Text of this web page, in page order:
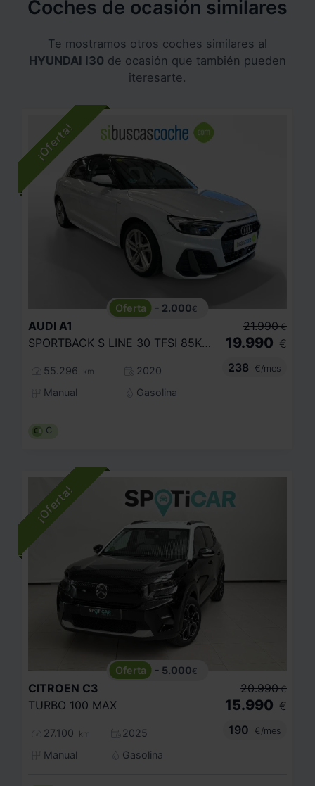
Coches de ocasión similares
Te mostramos otros coches similares al
HYUNDAI I30 de ocasión que también pueden
iteresarte.
- 2.000€
AUDI A1
SPORTBACK S LINE 30 TFSI 85KW (116CV)
55.296 km
2020
Manual
Gasolina
21.990 €
19.990 €
238
€/mes
C
- 5.000€
CITROEN C3
TURBO 100 MAX
27.100 km
2025
Manual
Gasolina
20.990 €
15.990 €
190
€/mes